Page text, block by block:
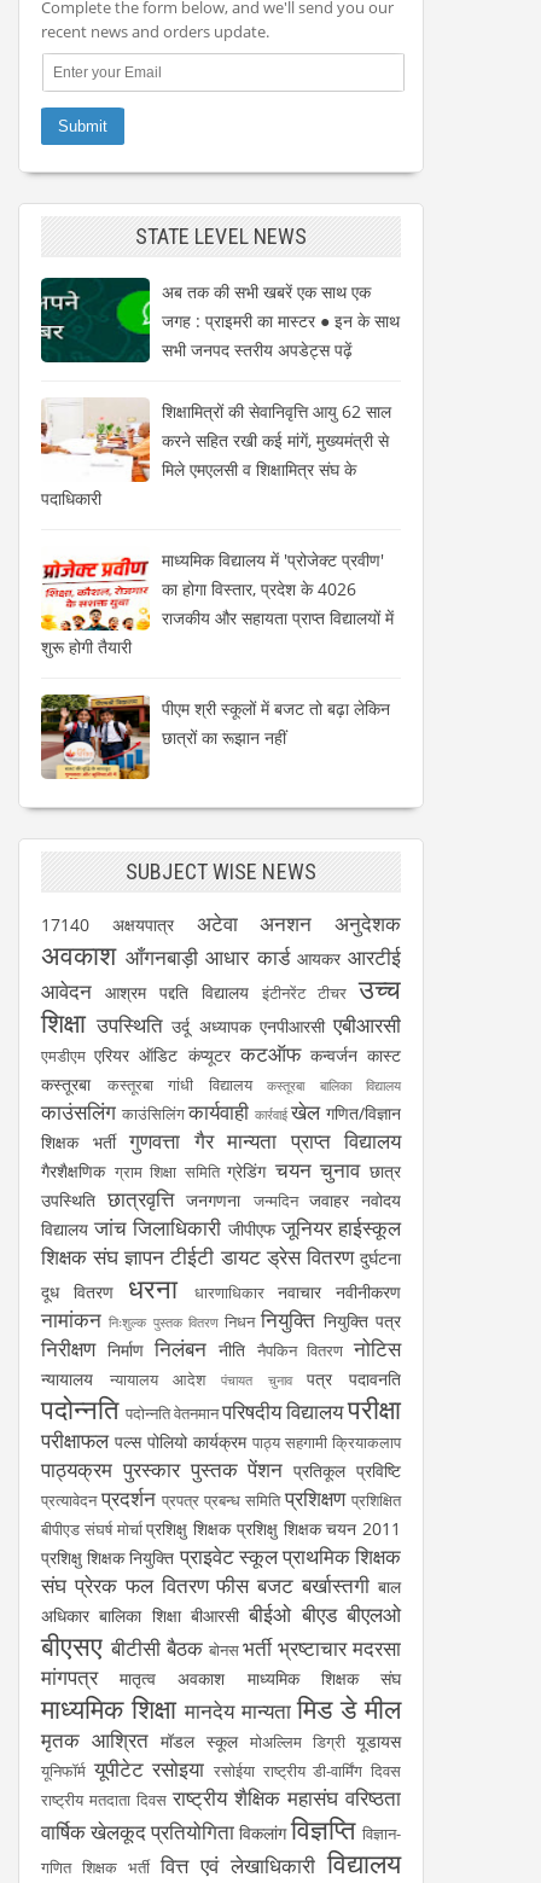
Complete the form below, and we'll send you our
recent news and orders update.
STATE LEVEL NEWS
अब तक की सभी खबरें एक साथ एक
जगह : प्राइमरी का मास्टर ● इन के साथ
सभी जनपद स्तरीय अपडेट्स पढ़ें
शिक्षामित्रों की सेवानिवृत्ति आयु 62 साल
करने सहित रखी कई मांगें, मुख्यमंत्री से
मिले एमएलसी व शिक्षामित्र संघ के
पदाधिकारी
माध्यमिक विद्यालय में 'प्रोजेक्ट प्रवीण'
का होगा विस्तार, प्रदेश के 4026
राजकीय और सहायता प्राप्त विद्यालयों में
शुरू होगी तैयारी
पीएम श्री स्कूलों में बजट तो बढ़ा लेकिन
छात्रों का रूझान नहीं
SUBJECT WISE NEWS
17140 अक्षयपात्र अटेवा अनशन अनुदेशक
अवकाश आँगनबाड़ी आधार कार्ड आयकर आरटीई
आवेदन आश्रम पद्दति विद्यालय इंटीनरेंट टीचर उच्च
शिक्षा उपस्थिति उर्दू अध्यापक एनपीआरसी एबीआरसी
एमडीएम एरियर ऑडिट कंप्यूटर कटऑफ कन्वर्जन कास्ट
कस्तूरबा
कस्तूरबा गांधी विद्यालय कस्तूरबा बालिका विद्यालय
काउंसलिंग काउंसिलिंग कार्यवाही कार्रवाई खेल गणित/विज्ञान
शिक्षक भर्ती
गुणवत्ता गैर मान्यता प्राप्त विद्यालय
गैरशैक्षणिक ग्राम शिक्षा समिति ग्रेडिंग चयन चुनाव छात्र
उपस्थिति छात्रवृत्ति जनगणना जन्मदिन जवाहर नवोदय
विद्यालय जांच जिलाधिकारी जीपीएफ जूनियर हाईस्कूल
शिक्षक संघ ज्ञापन टीईटी डायट ड्रेस वितरण दुर्घटना
दूध वितरण
धरना धारणाधिकार नवाचार नवीनीकरण
नामांकन निःशुल्क पुस्तक वितरण निधन नियुक्ति नियुक्ति पत्र
निरीक्षण निर्माण निलंबन नीति नैपकिन वितरण नोटिस
न्यायालय न्यायालय आदेश पंचायत चुनाव पत्र पदावनति
पदोन्नति पदोन्नति वेतनमानपरिषदीय विद्यालयपरीक्षा
परीक्षाफल पल्स पोलियो कार्यक्रम पाठ्य सहगामी क्रियाकलाप
पाठ्यक्रम पुरस्कार पुस्तक पेंशन प्रतिकूल प्रविष्टि
प्रत्यावेदन प्रदर्शन प्रपत्र प्रबन्ध समिति प्रशिक्षण प्रशिक्षित
बीपीएड संघर्ष मोर्चा प्रशिक्षु शिक्षक प्रशिक्षु शिक्षक चयन 2011
प्रशिक्षु शिक्षक नियुक्ति प्राइवेट स्कूलप्राथमिक शिक्षक
संघ प्रेरक फल वितरण फीस बजट बर्खास्तगी बाल
अधिकार बालिका शिक्षा बीआरसी बीईओ बीएड बीएलओ
बीएसए बीटीसी बैठक बोनस भर्ती भ्रष्टाचार मदरसा
मांगपत्र
मातृत्व अवकाश माध्यमिक शिक्षक संघ
माध्यमिक शिक्षा मानदेय मान्यता मिड डे मील
मृतक आश्रित मॉडल स्कूल मोअल्लिम डिग्री यूडायस
यूनिफॉर्म यूपीटेट रसोइया रसोईया राष्ट्रीय डी-वार्मिंग दिवस
राष्ट्रीय मतदाता दिवस राष्ट्रीय शैक्षिक महासंघ वरिष्ठता
वार्षिक खेलकूद प्रतियोगिता विकलांग विज्ञप्ति विज्ञान-
गणित शिक्षक भर्ती वित्त एवं लेखाधिकारी विद्यालय